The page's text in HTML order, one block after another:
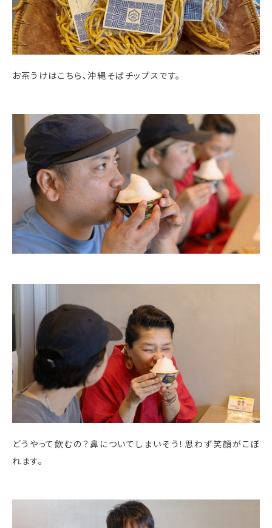
お茶うけはこちら、沖縄そばチップスです。
どうやって飲むの？鼻についてしまいそう！思わず笑顔がこぼ
れます。